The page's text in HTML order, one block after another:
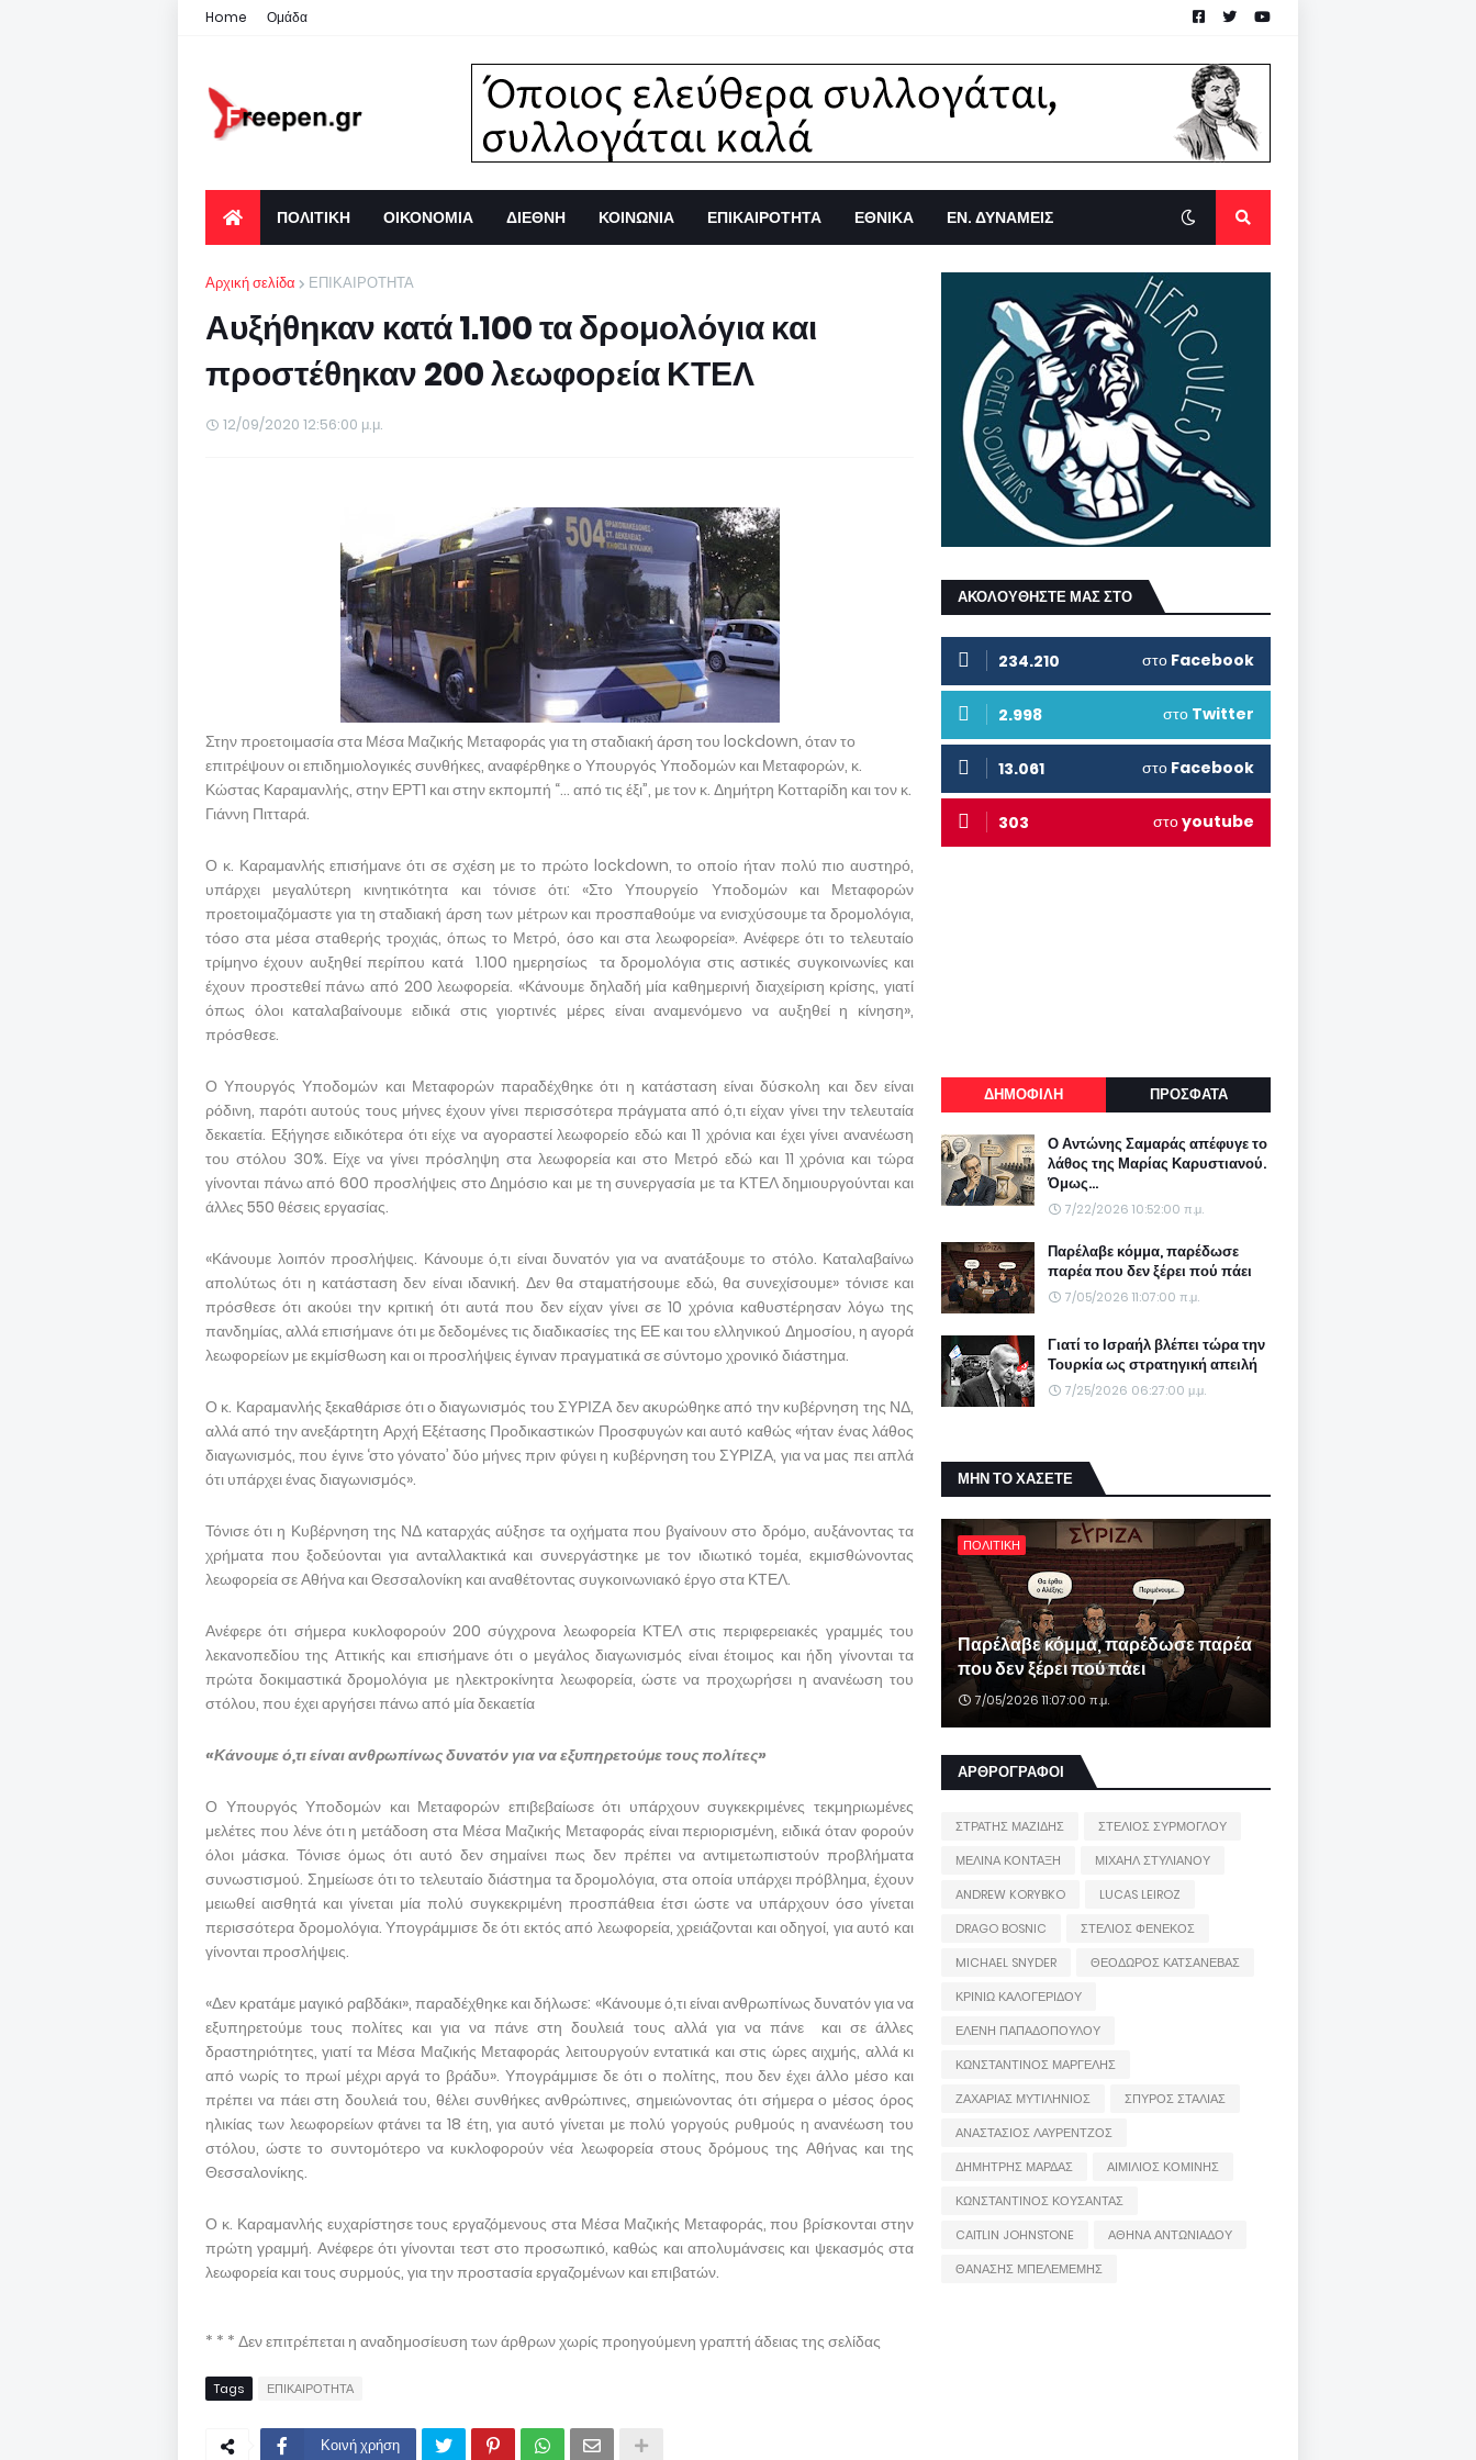
Home Ομάδα
ΠΟΛΙΤΙΚΗ ΟΙΚΟΝΟΜΙΑ ΔΙΕΘΝΗ ΚΟΙΝΩΝΙΑ ΕΠΙΚΑΙΡΟΤΗΤΑ ΕΘΝΙΚΑ ΕΝ. ΔΥΝΑΜΕΙΣ
Αρχική σελίδα ΕΠΙΚΑΙΡΟΤΗΤΑ
Αυξήθηκαν κατά 1.100 τα δρομολόγια και
προστέθηκαν 200 λεωφορεία ΚΤΕΛ
12/09/2020 12:56:00 μ.μ.
Στην προετοιμασία στα Μέσα Μαζικής Μεταφοράς για τη σταδιακή άρση του lockdown, όταν το
επιτρέψουν οι επιδημιολογικές συνθήκες, αναφέρθηκε ο Υπουργός Υποδομών και Μεταφορών, κ.
Κώστας Καραμανλής, στην ΕΡΤ1 και στην εκπομπή “... από τις έξι”, με τον κ. Δημήτρη Κοτταρίδη και τον κ.
Γιάννη Πιτταρά.
Ο κ. Καραμανλής επισήμανε ότι σε σχέση με το πρώτο lockdown, το οποίο ήταν πολύ πιο αυστηρό,
υπάρχει μεγαλύτερη κινητικότητα και τόνισε ότι: «Στο Υπουργείο Υποδομών και Μεταφορών
προετοιμαζόμαστε για τη σταδιακή άρση των μέτρων και προσπαθούμε να ενισχύσουμε τα δρομολόγια,
τόσο στα μέσα σταθερής τροχιάς, όπως το Μετρό, όσο και στα λεωφορεία». Ανέφερε ότι το τελευταίο
τρίμηνο έχουν αυξηθεί περίπου κατά 1.100 ημερησίως τα δρομολόγια στις αστικές συγκοινωνίες και
έχουν προστεθεί πάνω από 200 λεωφορεία. «Κάνουμε δηλαδή μία καθημερινή διαχείριση κρίσης, γιατί
όπως όλοι καταλαβαίνουμε ειδικά στις γιορτινές μέρες είναι αναμενόμενο να αυξηθεί η κίνηση»,
πρόσθεσε.
Ο Υπουργός Υποδομών και Μεταφορών παραδέχθηκε ότι η κατάσταση είναι δύσκολη και δεν είναι
ρόδινη, παρότι αυτούς τους μήνες έχουν γίνει περισσότερα πράγματα από ό,τι είχαν γίνει την τελευταία
δεκαετία. Εξήγησε ειδικότερα ότι είχε να αγοραστεί λεωφορείο εδώ και 11 χρόνια και έχει γίνει ανανέωση
του στόλου 30%. Είχε να γίνει πρόσληψη στα λεωφορεία και στο Μετρό εδώ και 11 χρόνια και τώρα
γίνονται πάνω από 600 προσλήψεις στο Δημόσιο και με τη συνεργασία με τα ΚΤΕΛ δημιουργούνται και
άλλες 550 θέσεις εργασίας.
«Κάνουμε λοιπόν προσλήψεις. Κάνουμε ό,τι είναι δυνατόν για να ανατάξουμε το στόλο. Καταλαβαίνω
απολύτως ότι η κατάσταση δεν είναι ιδανική. Δεν θα σταματήσουμε εδώ, θα συνεχίσουμε» τόνισε και
πρόσθεσε ότι ακούει την κριτική ότι αυτά που δεν είχαν γίνει σε 10 χρόνια καθυστέρησαν λόγω της
πανδημίας, αλλά επισήμανε ότι με δεδομένες τις διαδικασίες της ΕΕ και του ελληνικού Δημοσίου, η αγορά
λεωφορείων με εκμίσθωση και οι προσλήψεις έγιναν πραγματικά σε σύντομο χρονικό διάστημα.
Ο κ. Καραμανλής ξεκαθάρισε ότι ο διαγωνισμός του ΣΥΡΙΖΑ δεν ακυρώθηκε από την κυβέρνηση της ΝΔ,
αλλά από την ανεξάρτητη Αρχή Εξέτασης Προδικαστικών Προσφυγών και αυτό καθώς «ήταν ένας λάθος
διαγωνισμός, που έγινε ‘στο γόνατο’ δύο μήνες πριν φύγει η κυβέρνηση του ΣΥΡΙΖΑ, για να μας πει απλά
ότι υπάρχει ένας διαγωνισμός».
Τόνισε ότι η Κυβέρνηση της ΝΔ καταρχάς αύξησε τα οχήματα που βγαίνουν στο δρόμο, αυξάνοντας τα
χρήματα που ξοδεύονται για ανταλλακτικά και συνεργάστηκε με τον ιδιωτικό τομέα, εκμισθώνοντας
λεωφορεία σε Αθήνα και Θεσσαλονίκη και αναθέτοντας συγκοινωνιακό έργο στα ΚΤΕΛ.
Ανέφερε ότι σήμερα κυκλοφορούν 200 σύγχρονα λεωφορεία ΚΤΕΛ στις περιφερειακές γραμμές του
λεκανοπεδίου της Αττικής και επισήμανε ότι ο μεγάλος διαγωνισμός είναι έτοιμος και ήδη γίνονται τα
πρώτα δοκιμαστικά δρομολόγια με ηλεκτροκίνητα λεωφορεία, ώστε να προχωρήσει η ανανέωση του
στόλου, που έχει αργήσει πάνω από μία δεκαετία
«Κάνουμε ό,τι είναι ανθρωπίνως δυνατόν για να εξυπηρετούμε τους πολίτες»
Ο Υπουργός Υποδομών και Μεταφορών επιβεβαίωσε ότι υπάρχουν συγκεκριμένες τεκμηριωμένες
μελέτες που λένε ότι η μετάδοση στα Μέσα Μαζικής Μεταφοράς είναι περιορισμένη, ειδικά όταν φορούν
όλοι μάσκα. Τόνισε όμως ότι αυτό δεν σημαίνει πως δεν πρέπει να αντιμετωπιστούν προβλήματα
συνωστισμού. Σημείωσε ότι το τελευταίο διάστημα τα δρομολόγια, στα οποία υπάρχει πρόβλημα, έχουν
μειωθεί αισθητά και γίνεται μία πολύ συγκεκριμένη προσπάθεια έτσι ώστε να υπάρχουν όσο γίνεται
περισσότερα δρομολόγια. Υπογράμμισε δε ότι εκτός από λεωφορεία, χρειάζονται και οδηγοί, για αυτό και
γίνονται προσλήψεις.
«Δεν κρατάμε μαγικό ραβδάκι», παραδέχθηκε και δήλωσε: «Κάνουμε ό,τι είναι ανθρωπίνως δυνατόν για να
εξυπηρετούμε τους πολίτες και για να πάνε στη δουλειά τους αλλά για να πάνε και σε άλλες
δραστηριότητες, γιατί τα Μέσα Μαζικής Μεταφοράς λειτουργούν εντατικά και στις ώρες αιχμής, αλλά κι
από νωρίς το πρωί μέχρι αργά το βράδυ». Υπογράμμισε δε ότι ο πολίτης, που δεν έχει άλλο μέσο και
πρέπει να πάει στη δουλειά του, θέλει συνθήκες ανθρώπινες, σημειώνοντας ότι σήμερα ο μέσος όρος
ηλικίας των λεωφορείων φτάνει τα 18 έτη, για αυτό γίνεται με πολύ γοργούς ρυθμούς η ανανέωση του
στόλου, ώστε το συντομότερο να κυκλοφορούν νέα λεωφορεία στους δρόμους της Αθήνας και της
Θεσσαλονίκης.
Ο κ. Καραμανλής ευχαρίστησε τους εργαζόμενους στα Μέσα Μαζικής Μεταφοράς, που βρίσκονται στην
πρώτη γραμμή. Ανέφερε ότι γίνονται τεστ στο προσωπικό, καθώς και απολυμάνσεις και ψεκασμός στα
λεωφορεία και τους συρμούς, για την προστασία εργαζομένων και επιβατών.
* * * Δεν επιτρέπεται η αναδημοσίευση των άρθρων χωρίς προηγούμενη γραπτή άδειας της σελίδας
Tags ΕΠΙΚΑΙΡΟΤΗΤΑ
Κοινή χρήση
ΑΚΟΛΟΥΘΗΣΤΕ ΜΑΣ ΣΤΟ
234.210 στο Facebook
2.998 στο Twitter
13.061 στο Facebook
303 στοyoutube
ΔΗΜΟΦΙΛΗ ΠΡΟΣΦΑΤΑ
Ο Αντώνης Σαμαράς απέφυγε το
λάθος της Μαρίας Καρυστιανού.
Όμως...
7/22/2026 10:52:00 π.μ.
Παρέλαβε κόμμα, παρέδωσε
παρέα που δεν ξέρει πού πάει
7/05/2026 11:07:00 π.μ.
Γιατί το Ισραήλ βλέπει τώρα την
Τουρκία ως στρατηγική απειλή
7/25/2026 06:27:00 μ.μ.
ΜΗΝ ΤΟ ΧΑΣΕΤΕ
ΠΟΛΙΤΙΚΗ
Παρέλαβε κόμμα, παρέδωσε παρέα
που δεν ξέρει πού πάει
7/05/2026 11:07:00 π.μ.
ΑΡΘΡΟΓΡΑΦΟΙ
ΣΤΡΑΤΗΣ ΜΑΖΙΔΗΣ
ΣΤΕΛΙΟΣ ΣΥΡΜΟΓΛΟΥ
ΜΕΛΙΝΑ ΚΟΝΤΑΞΗ
ΜΙΧΑΗΛ ΣΤΥΛΙΑΝΟΥ
ANDREW KORYBKO
LUCAS LEIROZ
DRAGO BOSNIC
ΣΤΕΛΙΟΣ ΦΕΝΕΚΟΣ
MICHAEL SNYDER
ΘΕΟΔΩΡΟΣ ΚΑΤΣΑΝΕΒΑΣ
ΚΡΙΝΙΩ ΚΑΛΟΓΕΡΙΔΟΥ
ΕΛΕΝΗ ΠΑΠΑΔΟΠΟΥΛΟΥ
ΚΩΝΣΤΑΝΤΙΝΟΣ ΜΑΡΓΕΛΗΣ
ΖΑΧΑΡΙΑΣ ΜΥΤΙΛΗΝΙΟΣ
ΣΠΥΡΟΣ ΣΤΑΛΙΑΣ
ΑΝΑΣΤΑΣΙΟΣ ΛΑΥΡΕΝΤΖΟΣ
ΔΗΜΗΤΡΗΣ ΜΑΡΔΑΣ
ΑΙΜΙΛΙΟΣ ΚΟΜΙΝΗΣ
ΚΩΝΣΤΑΝΤΙΝΟΣ ΚΟΥΣΑΝΤΑΣ
CAITLIN JOHNSTONE
ΑΘΗΝΑ ΑΝΤΩΝΙΑΔΟΥ
ΘΑΝΑΣΗΣ ΜΠΕΛΕΜΕΜΗΣ